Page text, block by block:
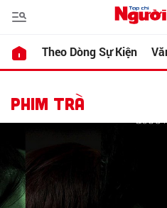
Theo Dòng Sự Kiện
PHIM TRÀ